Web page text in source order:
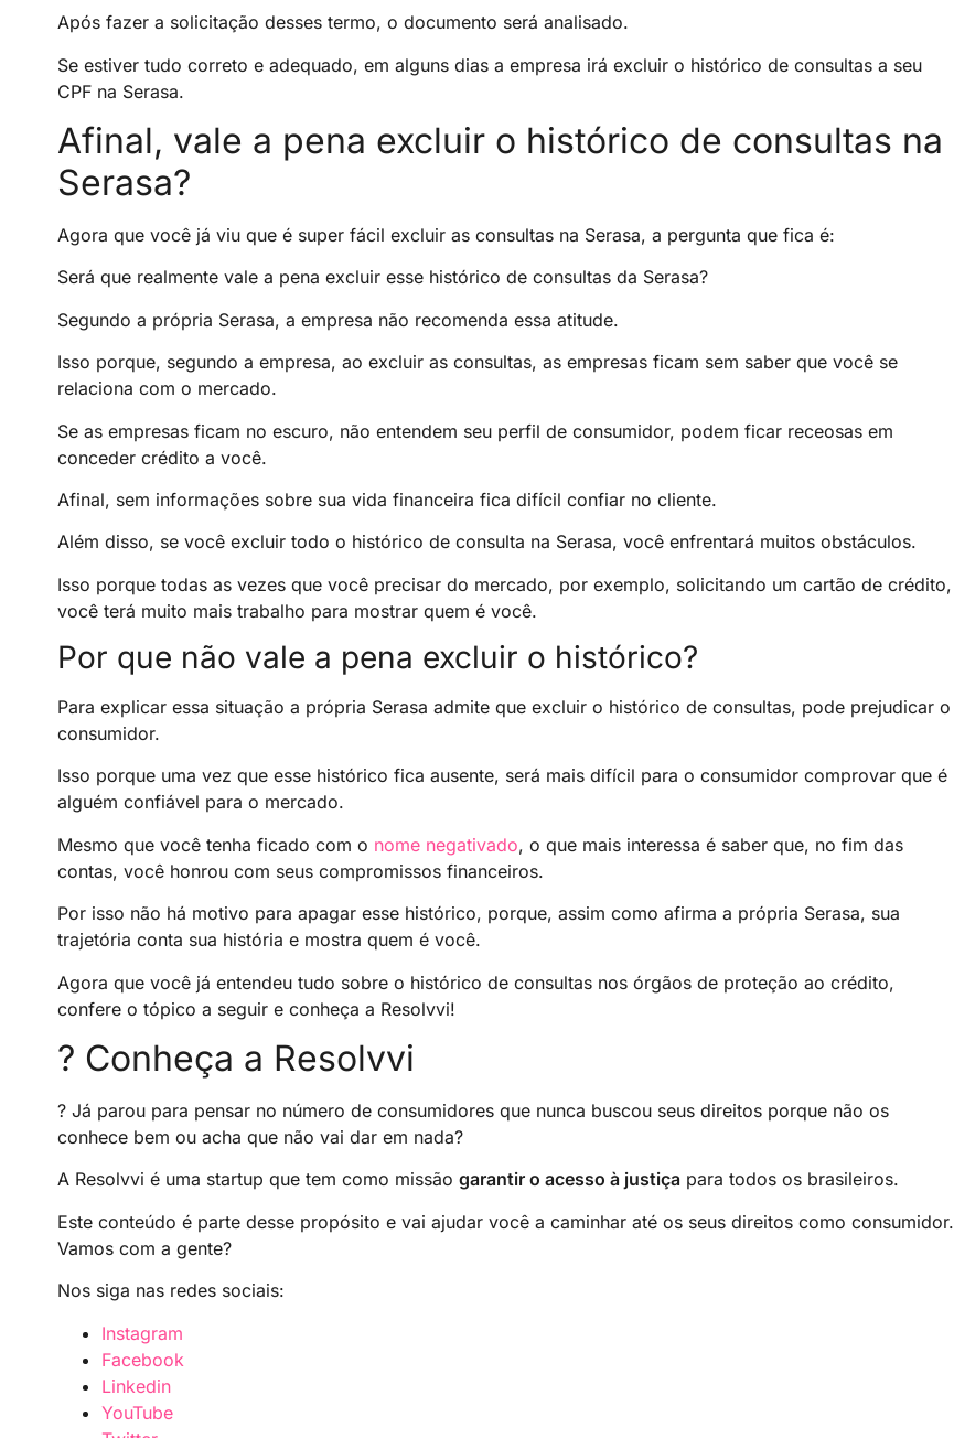
Após fazer a solicitação desses termo, o documento será analisado.
Se estiver tudo correto e adequado, em alguns dias a empresa irá excluir o histórico de consultas a seu
CPF na Serasa.
Afinal, vale a pena excluir o histórico de consultas na
Serasa?
Agora que você já viu que é super fácil excluir as consultas na Serasa, a pergunta que fica é:
Será que realmente vale a pena excluir esse histórico de consultas da Serasa?
Segundo a própria Serasa, a empresa não recomenda essa atitude.
Isso porque, segundo a empresa, ao excluir as consultas, as empresas ficam sem saber que você se
relaciona com o mercado.
Se as empresas ficam no escuro, não entendem seu perfil de consumidor, podem ficar receosas em
conceder crédito a você.
Afinal, sem informações sobre sua vida financeira fica difícil confiar no cliente.
Além disso, se você excluir todo o histórico de consulta na Serasa, você enfrentará muitos obstáculos.
Isso porque todas as vezes que você precisar do mercado, por exemplo, solicitando um cartão de crédito,
você terá muito mais trabalho para mostrar quem é você.
Por que não vale a pena excluir o histórico?
Para explicar essa situação a própria Serasa admite que excluir o histórico de consultas, pode prejudicar o
consumidor.
Isso porque uma vez que esse histórico fica ausente, será mais difícil para o consumidor comprovar que é
alguém confiável para o mercado.
Mesmo que você tenha ficado com o nome negativado, o que mais interessa é saber que, no fim das
contas, você honrou com seus compromissos financeiros.
Por isso não há motivo para apagar esse histórico, porque, assim como afirma a própria Serasa, sua
trajetória conta sua história e mostra quem é você.
Agora que você já entendeu tudo sobre o histórico de consultas nos órgãos de proteção ao crédito,
confere o tópico a seguir e conheça a Resolvvi!
? Conheça a Resolvvi
? Já parou para pensar no número de consumidores que nunca buscou seus direitos porque não os
conhece bem ou acha que não vai dar em nada?
A Resolvvi é uma startup que tem como missão garantir o acesso à justiça para todos os brasileiros.
Este conteúdo é parte desse propósito e vai ajudar você a caminhar até os seus direitos como consumidor.
Vamos com a gente?
Nos siga nas redes sociais:
Instagram
Facebook
Linkedin
YouTube